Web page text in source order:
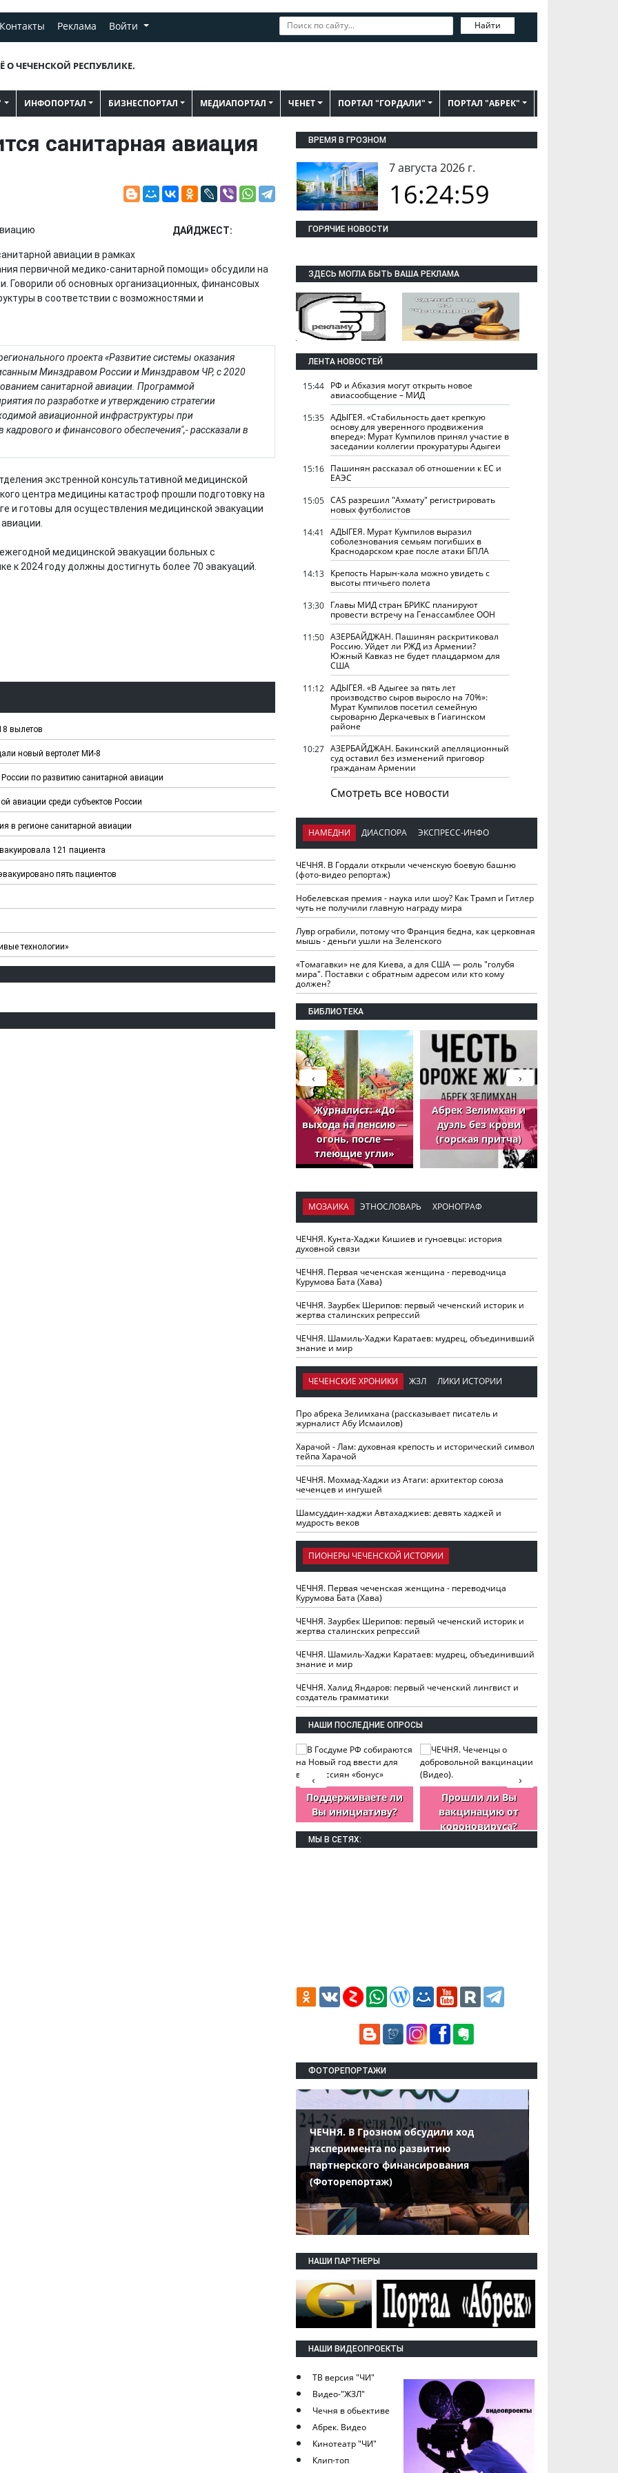
Контакты Реклама Войти Найти
О ЧЕЧЕНСКОЙ РЕСПУБЛИКЕ.
ИНФОПОРТАЛ БИЗНЕСПОРТАЛ МЕДИАПОРТАЛ ЧЕНЕТ ПОРТАЛ "ГОРДАЛИ" ПОРТАЛ "АБРЕК"
санитарная авиация
ДАЙДЖЕСТ:
авиации в рамках
первичной медико-санитарной помощи» обсудили на
об основных организационных, финансовых
в соответствии с возможностями и
проекта «Развитие системы оказания
Минздравом России и Минздравом ЧР, с 2020
санитарной авиации. Программой
по разработке и утверждению стратегии
авиационной инфраструктуры при
и финансового обеспечения",- рассказали в
экстренной консультативной медицинской
центра медицины катастроф прошли подготовку на
и готовы для осуществления медицинской эвакуации
медицинской эвакуации больных с
к 2024 году должны достигнуть более 70 эвакуаций.
вылетов
новый вертолет МИ-8
по развитию санитарной авиации
авиации среди субъектов России ⠀
в регионе санитарной авиации
121 пациента
пять пациентов
технологии»
ВРЕМЯ В ГРОЗНОМ
7 августа 2026 г.
16:25:00
ГОРЯЧИЕ НОВОСТИ
ЗДЕСЬ МОГЛА БЫТЬ ВАША РЕКЛАМА
ЛЕНТА НОВОСТЕЙ
15:44 РФ и Абхазия могут открыть новое
авиасообщение – МИД
15:35 АДЫГЕЯ. «Стабильность дает крепкую
основу для уверенного продвижения
вперед»: Мурат Кумпилов принял участие в
заседании коллегии прокуратуры Адыгеи
15:16 Пашинян рассказал об отношении к ЕС и
ЕАЭС
15:05 CAS разрешил "Ахмату" регистрировать
новых футболистов
14:41
АДЫГЕЯ. Мурат Кумпилов выразил
соболезнования семьям погибших в
Краснодарском крае после атаки БПЛА
14:13 Крепость Нарын-кала можно увидеть с
высоты птичьего полета
13:30 Главы МИД стран БРИКС планируют
провести встречу на Генассамблее ООН
11:50 АЗЕРБАЙДЖАН. Пашинян раскритиковал
Россию. Уйдет ли РЖД из Армении?
Южный Кавказ не будет плацдармом для
США
11:12 АДЫГЕЯ. «В Адыгее за пять лет
производство сыров выросло на 70%»:
Мурат Кумпилов посетил семейную
сыроварню Деркачевых в Гиагинском
районе
10:27 АЗЕРБАЙДЖАН. Бакинский апелляционный
суд оставил без изменений приговор
гражданам Армении
Смотреть все новости
НАМЕДНИ ДИАСПОРА ЭКСПРЕСС-ИНФО
ЧЕЧНЯ. В Гордали открыли чеченскую боевую башню
(фото-видео репортаж)
Нобелевская премия - наука или шоу? Как Трамп и Гитлер
чуть не получили главную награду мира
Лувр ограбили, потому что Франция бедна, как церковная
мышь - деньги ушли на Зеленского
«Томагавки» не для Киева, а для США — роль "голубя
мира". Поставки с обратным адресом или кто кому
должен?
БИБЛИОТЕКА
Журналист: «До
выхода на пенсию —
огонь, после —
тлеющие угли»
Абрек Зелимхан и
дуэль без крови
(горская притча)
›
‹
МОЗАИКА ЭТНОСЛОВАРЬ ХРОНОГРАФ
ЧЕЧНЯ. Кунта-Хаджи Кишиев и гуноевцы: история
духовной связи
ЧЕЧНЯ. Первая чеченская женщина - переводчица
Курумова Бата (Хава)
ЧЕЧНЯ. Заурбек Шерипов: первый чеченский историк и
жертва сталинских репрессий
ЧЕЧНЯ. Шамиль-Хаджи Каратаев: мудрец, объединивший
знание и мир
ЧЕЧЕНСКИЕ ХРОНИКИ ЖЗЛ ЛИКИ ИСТОРИИ
Про абрека Зелимхана (рассказывает писатель и
журналист Абу Исмаилов)
Харачой - Лам: духовная крепость и исторический символ
тейпа Харачой
ЧЕЧНЯ. Мохмад-Хаджи из Атаги: архитектор союза
чеченцев и ингушей
Шамсуддин-хаджи Автахаджиев: девять хаджей и
мудрость веков
ПИОНЕРЫ ЧЕЧЕНСКОЙ ИСТОРИИ
ЧЕЧНЯ. Первая чеченская женщина - переводчица
Курумова Бата (Хава)
ЧЕЧНЯ. Заурбек Шерипов: первый чеченский историк и
жертва сталинских репрессий
ЧЕЧНЯ. Шамиль-Хаджи Каратаев: мудрец, объединивший
знание и мир
ЧЕЧНЯ. Халид Яндаров: первый чеченский лингвист и
создатель грамматики
НАШИ ПОСЛЕДНИЕ ОПРОСЫ
Поддерживаете ли
Вы инициативу?
Прошли ли Вы
вакцинацию от
короновируса?
›
‹
МЫ В СЕТЯХ:
ФОТОРЕПОРТАЖИ
ЧЕЧНЯ. В Грозном обсудили ход
эксперимента по развитию
партнерского финансирования
(Фоторепортаж)
НАШИ ПАРТНЕРЫ
НАШИ ВИДЕОПРОЕКТЫ
ТВ версия "ЧИ"
Видео-"ЖЗЛ"
Чечня в обьективе
Абрек. Видео
Кинотеатр "ЧИ"
Клип-топ